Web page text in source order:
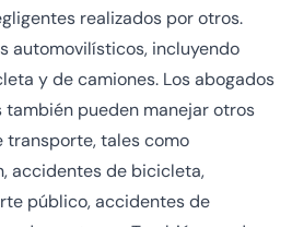
realizados por otros.
automovilísticos, incluyendo
y de camiones. Los abogados
también pueden manejar otros
tales como
accidentes de bicicleta,
público, accidentes de